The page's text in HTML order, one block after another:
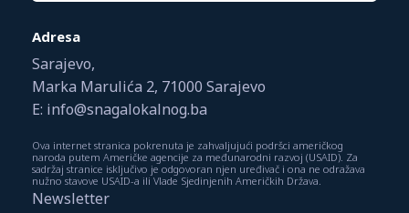
Adresa
Sarajevo,
Marka Marulića 2, 71000 Sarajevo
E: info@snagalokalnog.ba
Ova internet stranica pokrenuta je zahvaljujući podršci američkog
naroda putem Američke agencije za međunarodni razvoj (USAID). Za
sadržaj stranice isključivo je odgovoran njen uređivač i ona ne odražava
nužno stavove USAID-a ili Vlade Sjedinjenih Američkih Država.
Newsletter